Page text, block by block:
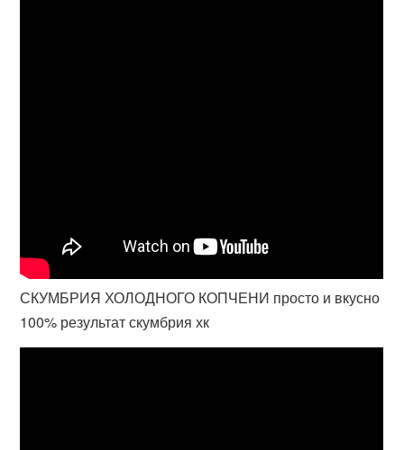
СКУМБРИЯ ХОЛОДНОГО КОПЧЕНИ просто и вкусно
100% результат скумбрия хк